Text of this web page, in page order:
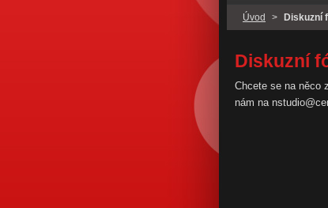
Úvod > Diskuzní
Diskuzní
Chcete se na něco
nám na